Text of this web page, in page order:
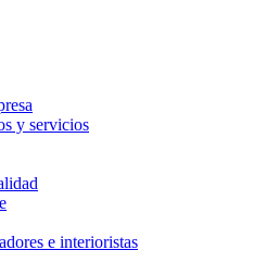
y servicios
e interioristas